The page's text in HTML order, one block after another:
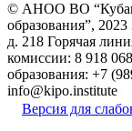
© АНОО ВО
образования”, 2023
д. 218 Горячая
комиссии: 8 918
образования: +7
info@kipo.institute
Версия для